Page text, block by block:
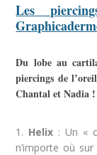
Les
Du lobe au
piercings de
Chantal et Nadia !
1. Helix : Un «
n’importe où